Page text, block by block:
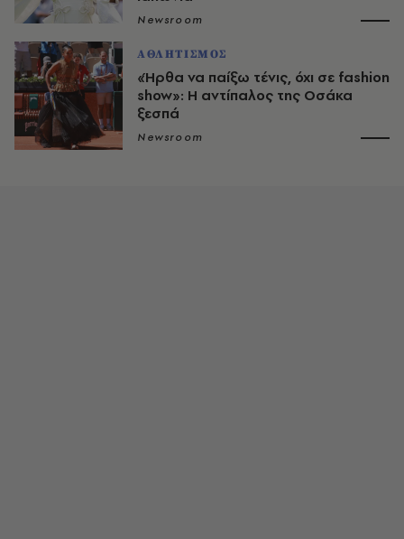
Newsroom
ΑΘΛΗΤΙΣΜΟΣ
«Ήρθα να παίξω τένις, όχι σε fashion
show»: Η αντίπαλος της Οσάκα
ξεσπά
Newsroom